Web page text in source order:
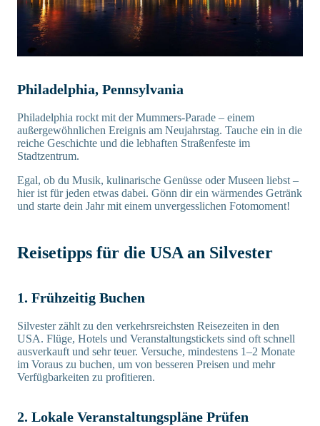
Philadelphia, Pennsylvania
Philadelphia rockt mit der Mummers-Parade – einem
außergewöhnlichen Ereignis am Neujahrstag. Tauche ein in die
reiche Geschichte und die lebhaften Straßenfeste im
Stadtzentrum.
Egal, ob du Musik, kulinarische Genüsse oder Museen liebst –
hier ist für jeden etwas dabei. Gönn dir ein wärmendes Getränk
und starte dein Jahr mit einem unvergesslichen Fotomoment!
Reisetipps für die USA an Silvester
1. Frühzeitig Buchen
Silvester zählt zu den verkehrsreichsten Reisezeiten in den
USA. Flüge, Hotels und Veranstaltungstickets sind oft schnell
ausverkauft und sehr teuer. Versuche, mindestens 1–2 Monate
im Voraus zu buchen, um von besseren Preisen und mehr
Verfügbarkeiten zu profitieren.
2. Lokale Veranstaltungspläne Prüfen